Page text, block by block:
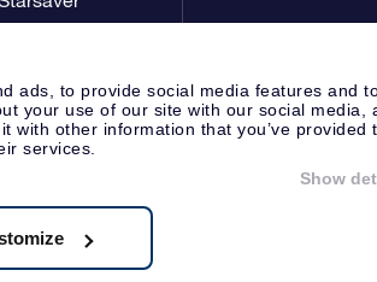
ads, to provide social media features and
your use of our site with our social media,
with other information that you’ve provided
services.
Show
プライ